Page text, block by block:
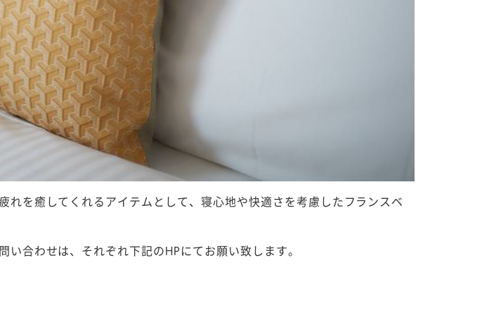
を癒してくれるアイテムとして、寝心地や快適さを考慮したフランスベ
合わせは、それぞれ下記のHPにてお願い致します。